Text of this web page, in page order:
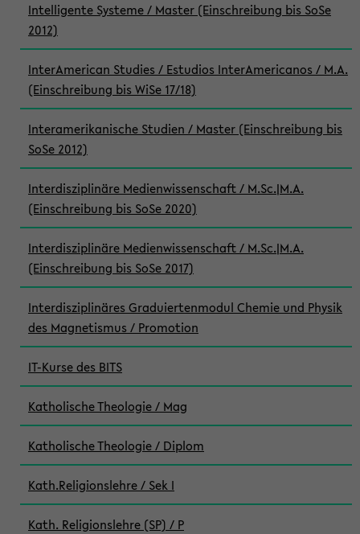
Intelligente Systeme / Master (Einschreibung bis SoSe
2012)
InterAmerican Studies / Estudios InterAmericanos / M.A.
(Einschreibung bis WiSe 17/18)
Interamerikanische Studien / Master (Einschreibung bis
SoSe 2012)
Interdisziplinäre Medienwissenschaft / M.Sc.|M.A.
(Einschreibung bis SoSe 2020)
Interdisziplinäre Medienwissenschaft / M.Sc.|M.A.
(Einschreibung bis SoSe 2017)
Interdisziplinäres Graduiertenmodul Chemie und Physik
des Magnetismus / Promotion
IT-Kurse des BITS
Katholische Theologie / Mag
Katholische Theologie / Diplom
Kath.Religionslehre / Sek I
Kath. Religionslehre (SP) / P